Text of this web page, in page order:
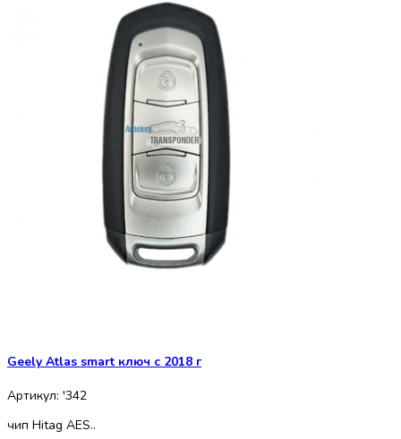
Geely Atlas smart ключ c 2018 г
Артикул: '342
чип Hitag AES..